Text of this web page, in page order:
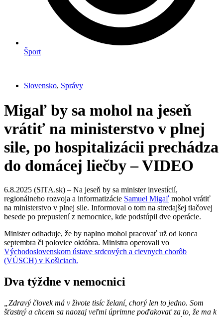
Šport
Slovensko, Správy
Migaľ by sa mohol na jeseň
vrátiť na ministerstvo v plnej
sile, po hospitalizácii prechádza
do domácej liečby – VIDEO
6.8.2025 (SITA.sk) – Na jeseň by sa minister investícií,
regionálneho rozvoja a informatizácie Samuel Migaľ mohol vrátiť
na ministerstvo v plnej sile. Informoval o tom na stredajšej tlačovej
besede po prepustení z nemocnice, kde podstúpil dve operácie.
Minister odhaduje, že by naplno mohol pracovať už od konca
septembra či polovice októbra. Ministra operovali vo
Východoslovenskom ústave srdcových a cievnych chorôb
(VÚSCH) v Košiciach.
Dva týždne v nemocnici
„Zdravý človek má v živote tisíc želaní, chorý len to jedno. Som
šťastný a chcem sa naozaj veľmi úprimne poďakovať za to, že ma k